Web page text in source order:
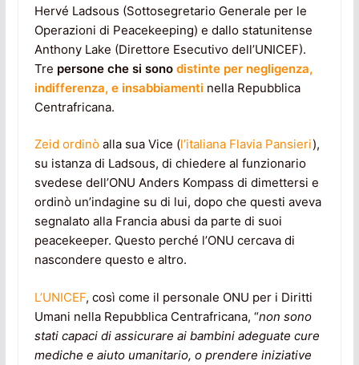
Hervé Ladsous (Sottosegretario Generale per le
Operazioni di Peacekeeping) e dallo statunitense
Anthony Lake (Direttore Esecutivo dell’UNICEF).
Tre persone che si sono distinte per negligenza,
indifferenza, e insabbiamenti nella Repubblica
Centrafricana.
Zeid ordinòalla sua Vice (l’italiana Flavia Pansieri),
su istanza di Ladsous, di chiedere al funzionario
svedese dell’ONU Anders Kompass di dimettersi e
ordinò un’indagine su di lui, dopo che questi aveva
segnalato alla Francia abusi da parte di suoi
peacekeeper. Questo perché l’ONU cercava di
nascondere questo e altro.
L’UNICEF, così come il personale ONU per i Diritti
Umani nella Repubblica Centrafricana, “non sono
stati capaci di assicurare ai bambini adeguate cure
mediche e aiuto umanitario, o prendere iniziative